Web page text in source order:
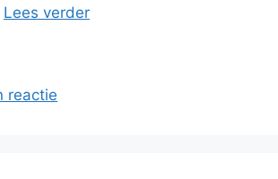
Lees verder
reactie